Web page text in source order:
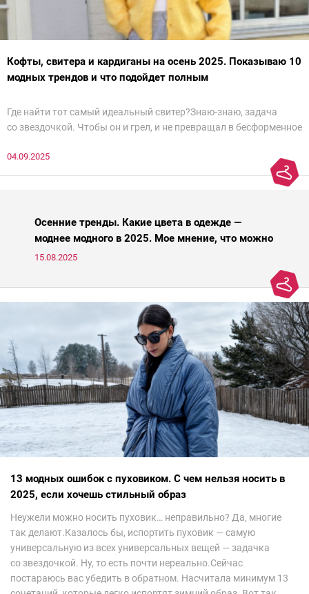
Кофты, свитера и кардиганы на осень 2025. Показываю 10
модных трендов и что подойдет полным
Где найти тот самый идеальный свитер?Знаю-знаю, задача
со звездочкой. Чтобы он и грел, и не превращал в бесформенное
паники.
04.09.2025
Осенние тренды. Какие цвета в одежде —
моднее модного в 2025. Мое мнение, что можно
носить, а что нет
15.08.2025
13 модных ошибок с пуховиком. С чем нельзя носить в
2025, если хочешь стильный образ
Неужели можно носить пуховик… неправильно? Да, многие
так делают.Казалось бы, испортить пуховик — самую
универсальную из всех универсальных вещей — задачка
со звездочкой. Ну, то есть почти нереально.Сейчас
постараюсь вас убедить в обратном. Насчитала минимум 13